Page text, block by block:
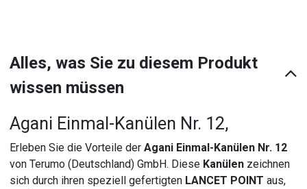
Alles, was Sie zu diesem Produkt
wissen müssen
Agani Einmal-Kanülen Nr. 12,
Erleben Sie die Vorteile derAgani Einmal-Kanülen Nr. 12
von Terumo (Deutschland) GmbH. Diese Kanülen zeichnen
sich durch ihren speziell gefertigten LANCET POINT aus,